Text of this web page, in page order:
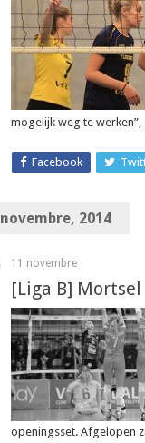
mogelijk weg te
Facebook
novembre, 2014
11 novembre
[Liga B]
openingsset. Afgelopen